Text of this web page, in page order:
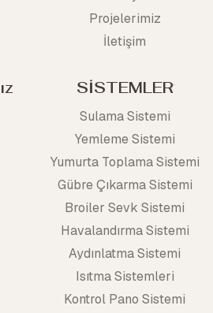
Projelerimiz
İletişim
SİSTEMLER
Sulama Sistemi
Yemleme Sistemi
Yumurta Toplama Sistemi
Gübre Çıkarma Sistemi
Broiler Sevk Sistemi
Havalandırma Sistemi
Aydınlatma Sistemi
Isıtma Sistemleri
Kontrol Pano Sistemi